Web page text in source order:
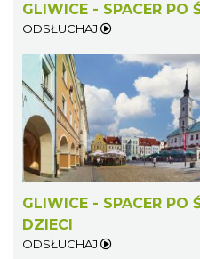
GLIWICE - SPACER PO
ODSŁUCHAJ
GLIWICE - SPACER PO
DZIECI
ODSŁUCHAJ